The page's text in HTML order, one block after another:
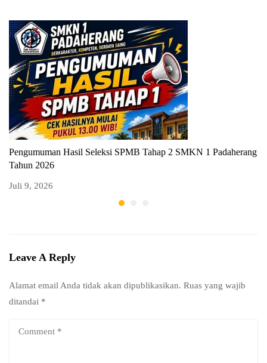
Pengumuman Hasil Seleksi SPMB Tahap 2 SMKN 1 Padaherang
Tahun 2026
Juli 9, 2026
Leave A Reply
Alamat email Anda tidak akan dipublikasikan. Ruas yang wajib
ditandai *